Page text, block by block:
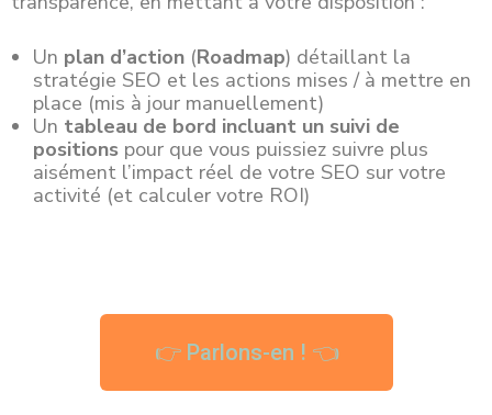
Un plan d’action (Roadmap) détaillant la
stratégie SEO et les actions mises / à mettre en
place (mis à jour manuellement)
Un tableau de bord incluant un suivi de
positions pour que vous puissiez suivre plus
aisément l’impact réel de votre SEO sur votre
activité (et calculer votre ROI)
👉 Parlons-en ! 👈